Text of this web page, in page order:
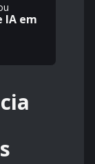
IA em